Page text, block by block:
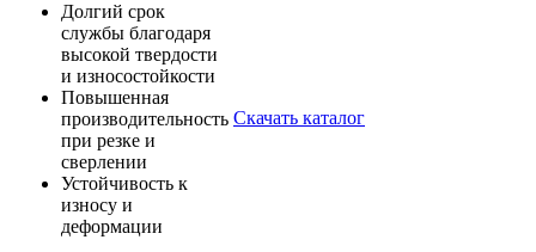
Долгий срок
службы благодаря
высокой твердости
и износостойкости
Повышенная
производительность
при резке и
сверлении
Устойчивость к
износу и
деформации
Скачать каталог